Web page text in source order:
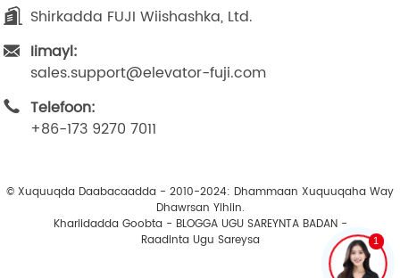
Shirkadda FUJI Wiishashka, Ltd.
Iimayl:
sales.support@elevator-fuji.com
Telefoon:
+86-173 9270 7011
© Xuquuqda Daabacaadda - 2010-2024: Dhammaan Xuquuqaha Way
Dhawrsan Yihiin.
Khariidadda Goobta- BLOGGA UGU SAREYNTA BADAN-
Raadinta Ugu Sareysa
1